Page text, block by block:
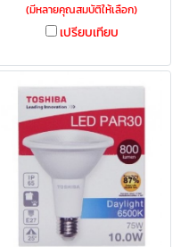
(มีหลายคุณสมบัติให้เลือก)
เปรียบเทียบ